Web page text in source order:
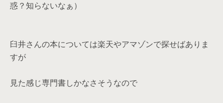
惑？知らないなぁ）
臼井さんの本については楽天やアマゾンで探せばありま
すが
見た感じ専門書しかなさそうなので